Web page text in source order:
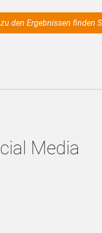
den Ergebnissen finden
Media